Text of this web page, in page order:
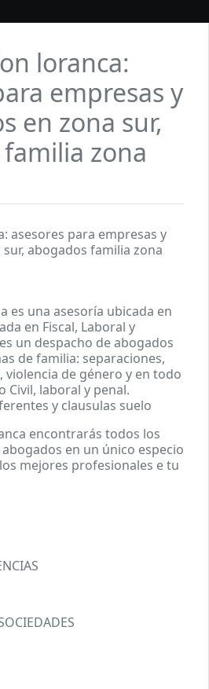
loranca:
empresas y
en zona sur,
zona
asesores para empresas y
abogados familia zona
es una asesoría ubicada en
en Fiscal, Laboral y
un despacho de abogados
de familia: separaciones,
violencia de género y en todo
Civil, laboral y penal.
y clausulas suelo
encontrarás todos los
en un único especio
mejores profesionales e tu